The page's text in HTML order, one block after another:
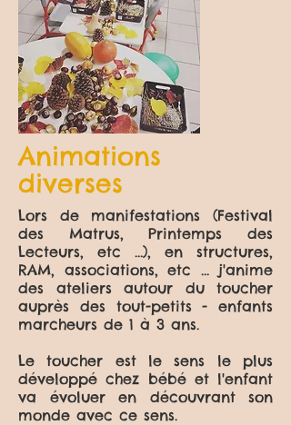
Animations
diverses
Lors de manifestations (Festival
des Matrus, Printemps des
Lecteurs, etc ...), en structures,
RAM, associations, etc ... j'anime
des ateliers autour du toucher
auprès des tout-petits - enfants
marcheurs de 1 à 3 ans.
Le toucher est le sens le plus
développé chez bébé et l'enfant
va évoluer en découvrant son
monde avec ce sens.